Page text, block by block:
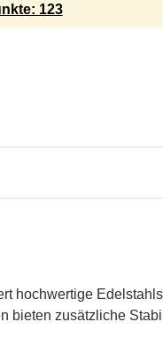
123
hochwertige
bieten zusätzliche